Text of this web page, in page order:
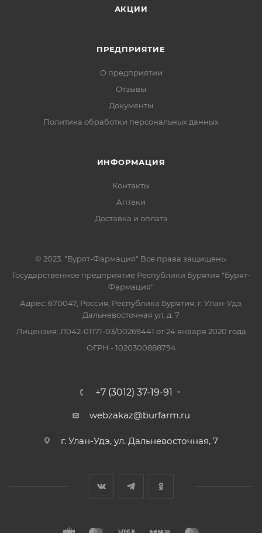
АКЦИИ
ПРЕДПРИЯТИЕ
О предприятии
Отзывы
Документы
Политика обработки персональных данных
ИНФОРМАЦИЯ
Контакты
Аптеки
Доставка и оплата
© 2023. "Бурят-Фармация" Все права защищены
Государственное предприятие Республики Бурятия "Бурят-
Фармация"
Адрес: 670047, Россия, Республика Бурятия, г. Улан-Удэ,
Дальневосточная ул, д. 7
Лицензия: Л042-01171-03/00269441 от 24 января 2020 года
ОГРН - 1020300888794
+7 (3012) 37-19-91
webzakaz@burfarm.ru
г. Улан-Удэ, ул. Дальневосточная, 7